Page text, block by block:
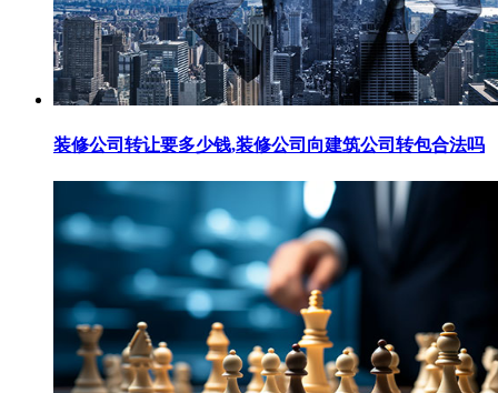
装修公司转让要多少钱,装修公司向建筑公司转包合法吗